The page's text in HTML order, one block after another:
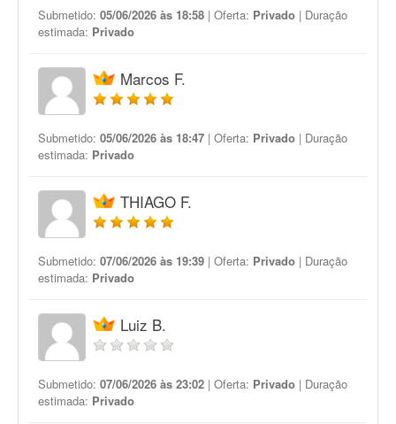
Submetido: 05/06/2026 às 18:58 | Oferta: Privado | Duração
estimada: Privado
Marcos F.
Submetido: 05/06/2026 às 18:47 | Oferta: Privado | Duração
estimada: Privado
THIAGO F.
Submetido: 07/06/2026 às 19:39 | Oferta: Privado | Duração
estimada: Privado
Luiz B.
Submetido: 07/06/2026 às 23:02 | Oferta: Privado | Duração
estimada: Privado